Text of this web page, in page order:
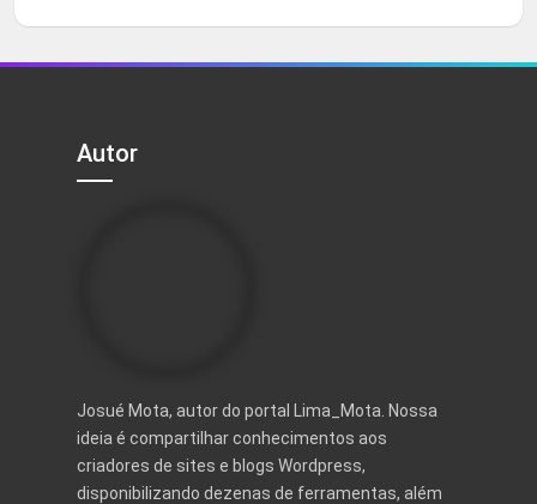
5
original
era:
atual
é:
Autor
Josué Mota, autor do portal Lima_Mota. Nossa
ideia é compartilhar conhecimentos aos
criadores de sites e blogs Wordpress,
disponibilizando dezenas de ferramentas, além